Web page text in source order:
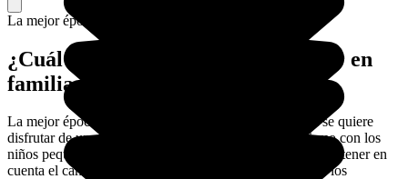
La mejor época para ir.
¿Cuál es la mejor época para visitar en
familia con niños?
La mejor época es
, sobre todo si se quiere
disfrutar de un recorrido por Irlanda haciendo senderismo con los
niños pequeños o no tan pequeños. Sin embargo, hay que tener en
cuenta el cambiante clima de Irlanda, donde los claros y los